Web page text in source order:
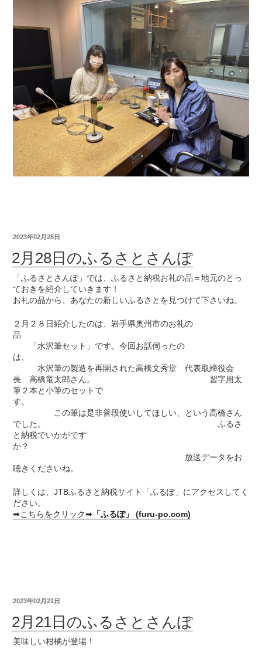
2023年02月28日
2月28日のふるさとさんぽ
「ふるさとさんぽ」では、ふるさと納税お礼の品＝地元のとっ
ておきを紹介していきます！
お礼の品から、あなたの新しいふるさとを見つけて下さいね。
２月２８日紹介したのは、岩手県奥州市のお礼の
品
「水沢筆セット」です。今回お話伺ったの
は、
水沢筆の製造を再開された高橋文秀堂 代表取締役会
長 高橋竜太郎さん。 習字用太
筆２本と小筆のセットで
す。
この筆は是非普段使いしてほしい、という高橋さん
でした。 ふるさ
と納税でいかがです
か？
放送データをお
聴きくださいね。
詳しくは、JTBふるさと納税サイト「ふるぽ」にアクセスしてく
ださい。
➡こちらをクリック➡ 「ふるぽ」 (furu-po.com)
2023年02月21日
2月21日のふるさとさんぽ
美味しい柑橘が登場！